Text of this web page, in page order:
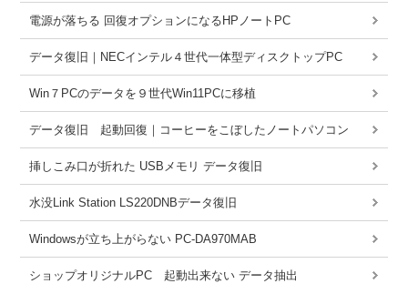
電源が落ちる 回復オプションになるHPノートPC
データ復旧｜NECインテル４世代一体型ディスクトップPC
Win７PCのデータを９世代Win11PCに移植
データ復旧 起動回復｜コーヒーをこぼしたノートパソコン
挿しこみ口が折れた USBメモリ データ復旧
水没Link Station LS220DNBデータ復旧
Windowsが立ち上がらない PC-DA970MAB
ショップオリジナルPC 起動出来ない データ抽出